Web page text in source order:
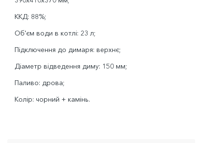
ККД: 88%;
Об'єм води в котлі: 23 л;
Підключення до димаря: верхнє;
Діаметр відведення диму: 150 мм;
Паливо: дрова;
Колір: чорний + камінь.